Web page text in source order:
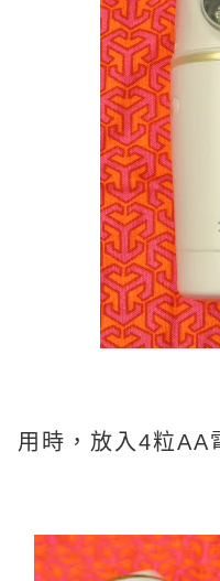
用時，放入4粒AA